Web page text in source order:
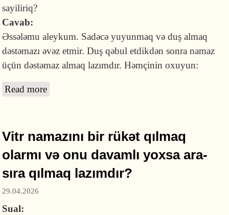
sayiliriq?
Cavab:
Əssələmu aleykum. Sadəcə yuyunmaq və duş almaq
dəstəmazı əvəz etmir. Duş qəbul etdikdən sonra namaz
üçün dəstəmaz almaq lazımdır. Həmçinin oxuyun:
Read more
Vitr namazını bir rükət qılmaq
olarmı və onu davamlı yoxsa ara-
sıra qılmaq lazımdır?
29.04.2026
Sual: